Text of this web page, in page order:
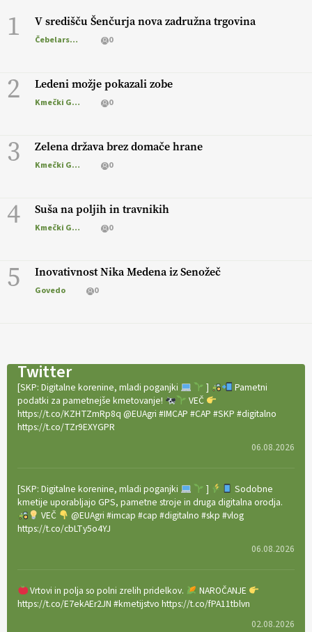
1 V središču Šenčurja nova zadružna trgovina
Čebelarstvo 0
2 Ledeni možje pokazali zobe
Kmečki Glas 0
3 Zelena država brez domače hrane
Kmečki Glas 0
4 Suša na poljih in travnikih
Kmečki Glas 0
5 Inovativnost Nika Medena iz Senožeč
Govedo 0
Twitter
[SKP: Digitalne korenine, mladi poganjki ]
Pametni
podatki za pametnejše kmetovanje!
VEČ
https://t.co/KZHTZmRp8q @EUAgri #IMCAP #CAP #SKP #digitalno
https://t.co/TZr9EXYGPR
06.08.2026
[SKP: Digitalne korenine, mladi poganjki ]
Sodobne
kmetije uporabljajo GPS, pametne stroje in druga digitalna orodja.
VEČ
@EUAgri #imcap #cap #digitalno #skp #vlog
https://t.co/cbLTy5o4YJ
06.08.2026
Vrtovi in polja so polni zrelih pridelkov.
NAROČANJE
https://t.co/E7ekAEr2JN #kmetijstvo https://t.co/fPA11tblvn
02.08.2026